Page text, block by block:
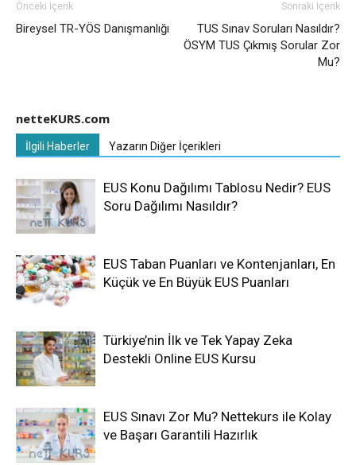
Önceki İçerik
Bireysel TR-YÖS Danışmanlığı
Sonraki İçerik
TUS Sınav Soruları Nasıldır?
ÖSYM TUS Çıkmış Sorular Zor
Mu?
netteKURS.com
İlgili Haberler Yazarın Diğer İçerikleri
EUS Konu Dağılımı Tablosu Nedir? EUS
Soru Dağılımı Nasıldır?
EUS Taban Puanları ve Kontenjanları, En
Küçük ve En Büyük EUS Puanları
Türkiye’nin İlk ve Tek Yapay Zeka
Destekli Online EUS Kursu
EUS Sınavı Zor Mu? Nettekurs ile Kolay
ve Başarı Garantili Hazırlık